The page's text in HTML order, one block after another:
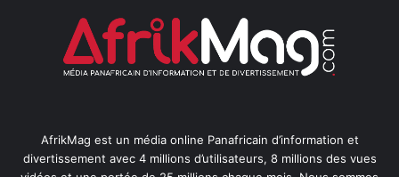
AfrikMag est un média online Panafricain d’information et
divertissement avec 4 millions d’utilisateurs, 8 millions des vues